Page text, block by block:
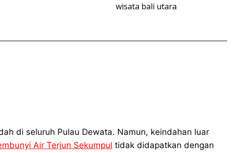
wisata bali utara
di seluruh Pulau Dewata. Namun, keindahan luar
Air Terjun Sekumpul tidak didapatkan dengan